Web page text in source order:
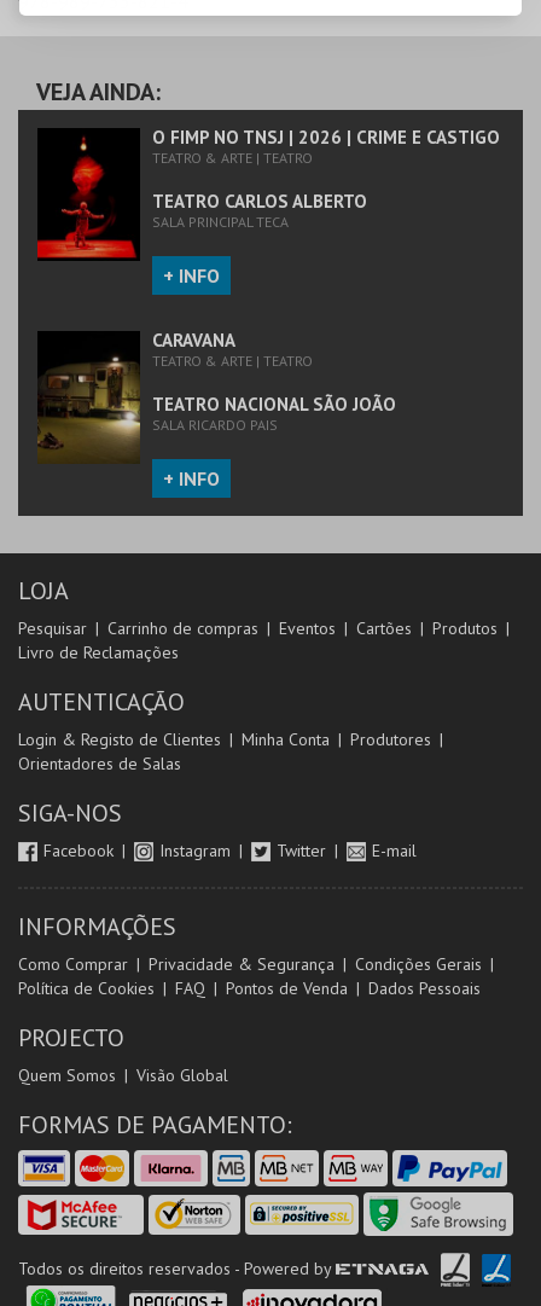
VEJA AINDA:
O FIMP NO TNSJ | 2026 | CRIME E CASTIGO
TEATRO & ARTE | TEATRO
TEATRO CARLOS ALBERTO
SALA PRINCIPAL TECA
+ INFO
CARAVANA
TEATRO & ARTE | TEATRO
TEATRO NACIONAL SÃO JOÃO
SALA RICARDO PAIS
+ INFO
LOJA
Pesquisar Carrinho de compras Eventos Cartões
Produtos
Livro de Reclamações
AUTENTICAÇÃO
Login & Registo de Clientes Minha Conta
Produtores
Orientadores de Salas
SIGA-NOS
Facebook Instagram Twitter E-mail
INFORMAÇÕES
Como Comprar Privacidade & Segurança
Condições Gerais
Política de Cookies
FAQ Pontos de Venda Dados Pessoais
PROJECTO
Quem Somos Visão Global
FORMAS DE PAGAMENTO:
Todos os direitos reservados - Powered by ETNAGA